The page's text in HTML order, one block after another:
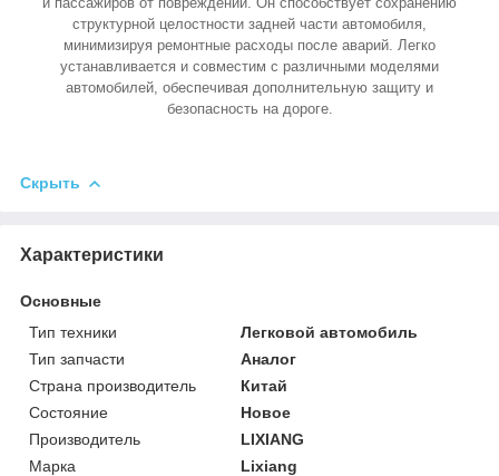
структурной целостности задней части автомобиля,
минимизируя ремонтные расходы после аварий. Легко
устанавливается и совместим с различными моделями
автомобилей, обеспечивая дополнительную защиту и
безопасность на дороге.
Скрыть
Характеристики
Основные
Тип техники
Легковой автомобиль
Тип запчасти
Аналог
Страна производитель
Китай
Состояние
Новое
Производитель
LIXIANG
Марка
Lixiang